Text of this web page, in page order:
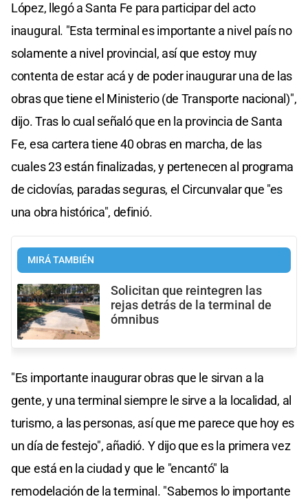
López, llegó a Santa Fe para participar del acto
inaugural. "Esta terminal es importante a nivel país no
solamente a nivel provincial, así que estoy muy
contenta de estar acá y de poder inaugurar una de las
obras que tiene el Ministerio (de Transporte nacional)",
dijo. Tras lo cual señaló que en la provincia de Santa
Fe, esa cartera tiene 40 obras en marcha, de las
cuales 23 están finalizadas, y pertenecen al programa
de ciclovías, paradas seguras, el Circunvalar que "es
una obra histórica", definió.
MIRÁ TAMBIÉN
Solicitan que reintegren las
rejas detrás de la terminal de
ómnibus
"Es importante inaugurar obras que le sirvan a la
gente, y una terminal siempre le sirve a la localidad, al
turismo, a las personas, así que me parece que hoy es
un día de festejo", añadió. Y dijo que es la primera vez
que está en la ciudad y que le "encantó" la
remodelación de la terminal. "Sabemos lo importante